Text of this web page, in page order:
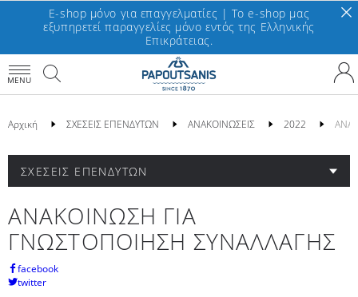
E-shop μόνο για επαγγελματίες | To e-shop μας
εξυπηρετεί παραγγελίες μόνο εντός της Ελληνικής
Επικράτειας.
MENU
Αρχική ΣΧΕΣΕΙΣ ΕΠΕΝΔΥΤΩΝ ΑΝΑΚΟΙΝΩΣΕΙΣ 2022
ΣΧΕΣΕΙΣ ΕΠΕΝΔΥΤΩΝ
ΑΝΑΚΟΙΝΩΣΗ ΓΙΑ
ΓΝΩΣΤΟΠΟΙΗΣΗ ΣΥΝΑΛΛΑΓΗΣ
facebook
twitter